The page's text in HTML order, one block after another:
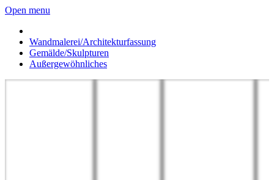
Open menu
Wandmalerei/Architekturfassung
Gemälde/Skulpturen
Außergewöhnliches